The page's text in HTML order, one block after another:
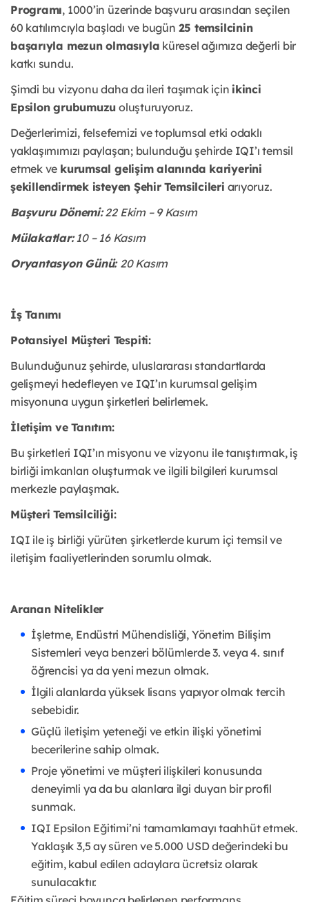
Programı, 1000’in üzerinde başvuru arasından seçilen
60 katılımcıyla başladı ve bugün 25 temsilcinin
başarıyla mezun olmasıyla küresel ağımıza değerli bir
katkı sundu.
Şimdi bu vizyonu daha da ileri taşımak içinikinci
Epsilon grubumuzu oluşturuyoruz.
Değerlerimizi, felsefemizi ve toplumsal etki odaklı
yaklaşımımızı paylaşan; bulunduğu şehirde IQI’ı temsil
etmek ve kurumsal gelişim alanında kariyerini
şekillendirmek isteyen Şehir Temsilcileri arıyoruz.
Başvuru Dönemi:22 Ekim – 9 Kasım
Mülakatlar:10 – 16 Kasım
Oryantasyon Günü: 20 Kasım
İş Tanımı
Potansiyel Müşteri Tespiti:
Bulunduğunuz şehirde, uluslararası standartlarda
gelişmeyi hedefleyen ve IQI’ın kurumsal gelişim
misyonuna uygun şirketleri belirlemek.
İletişim ve Tanıtım:
Bu şirketleri IQI’ın misyonu ve vizyonu ile tanıştırmak, iş
birliği imkanları oluşturmak ve ilgili bilgileri kurumsal
merkezle paylaşmak.
Müşteri Temsilciliği:
IQI ile iş birliği yürüten şirketlerde kurum içi temsil ve
iletişim faaliyetlerinden sorumlu olmak.
Aranan Nitelikler
İşletme, Endüstri Mühendisliği, Yönetim Bilişim
Sistemleri veya benzeri bölümlerde 3. veya 4. sınıf
öğrencisi ya da yeni mezun olmak.
İlgili alanlarda yüksek lisans yapıyor olmak tercih
sebebidir.
Güçlü iletişim yeteneği ve etkin ilişki yönetimi
becerilerine sahip olmak.
Proje yönetimi ve müşteri ilişkileri konusunda
deneyimli ya da bu alanlara ilgi duyan bir profil
sunmak.
IQI Epsilon Eğitimi’ni tamamlamayı taahhüt etmek.
Yaklaşık 3,5 ay süren ve 5.000 USD değerindeki bu
eğitim, kabul edilen adaylara ücretsiz olarak
sunulacaktır.